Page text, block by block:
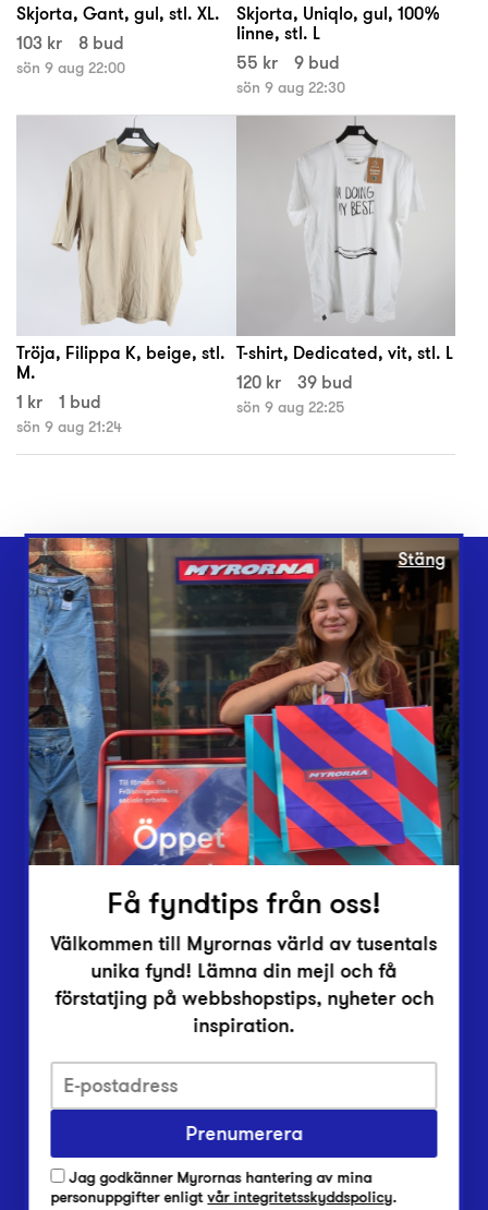
Skjorta, Gant, gul, stl. XL.
103 kr
8 bud
sön 9 aug 22:00
Skjorta, Uniqlo, gul, 100%
linne, stl. L
55 kr
9 bud
sön 9 aug 22:30
Tröja, Filippa K, beige, stl.
M.
1 kr
1 bud
sön 9 aug 21:24
T-shirt, Dedicated, vit, stl. L
120 kr
39 bud
sön 9 aug 22:25
Webbshop
Butiker
Lämna in
Vårt överskott
Inlämningsplatser
Om Myrorna
Lediga jobb
Pressrum
Integritetsskyddspolicy
Har du frågor om onlineköp, leverans eller retur?
Har du frågor om vår verksamhet?
Vanliga frågor om Myrorna
Stäng
Få fyndtips från oss!
Välkommen till Myrornas värld av tusentals
unika fynd! Lämna din mejl och få
förstatjing på webbshopstips, nyheter och
inspiration.
Prenumerera
Jag godkänner Myrornas hantering av mina
personuppgifter enligtvår integritetsskyddspolicy.